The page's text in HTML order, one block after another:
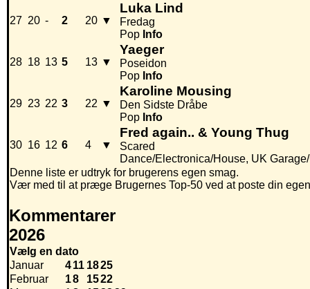
27 20 - 2 20 ▼
Luka Lind
Fredag
Pop Info
28 18 13 5 13 ▼
Yaeger
Poseidon
Pop Info
29 23 22 3 22 ▼
Karoline Mousing
Den Sidste Dråbe
Pop Info
30 16 12 6 4 ▼
Fred again.. & Young Thug
Scared
Dance/Electronica/House, UK
Denne liste er udtryk for brugerens egen smag.
Vær med til at præge Brugernes Top-50 ved at poste din
Kommentarer
2026
Vælg en dato
Januar
411 1825
Februar
18 1522